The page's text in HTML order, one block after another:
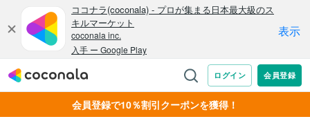
会員登録で10％割引クーポンを獲得！